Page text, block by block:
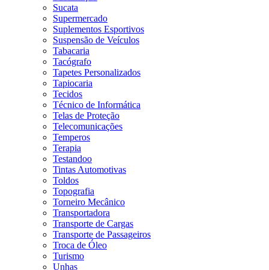
Sucata
Supermercado
Suplementos Esportivos
Suspensão de Veículos
Tabacaria
Tacógrafo
Tapetes Personalizados
Tapiocaria
Tecidos
Técnico de Informática
Telas de Proteção
Telecomunicações
Temperos
Terapia
Testandoo
Tintas Automotivas
Toldos
Topografia
Torneiro Mecânico
Transportadora
Transporte de Cargas
Transporte de Passageiros
Troca de Óleo
Turismo
Unhas